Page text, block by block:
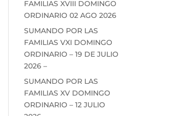
FAMILIAS XVIII DOMINGO
ORDINARIO 02 AGO 2026
SUMANDO POR LAS
FAMILIAS VXI DOMINGO
ORDINARIO – 19 DE JULIO
2026 –
SUMANDO POR LAS
FAMILIAS XV DOMINGO
ORDINARIO – 12 JULIO